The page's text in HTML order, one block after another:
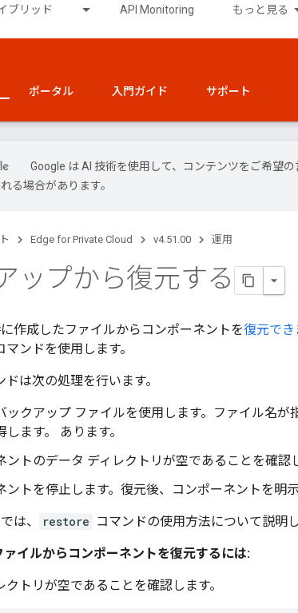
ブリッド API Monitoring もっと見る
ポータル 入門ガイド サポート
Google は AI 技術を使用して、コンテンツをご希望
る場合があります。
Edge for Private Cloud v4.51.00 運用
ップから復元する
作成したファイルからコンポーネントを復元でき
マンドを使用します。
ドは次の処理を行います。
ックアップ ファイルを使用します。ファイル名
します。 あります。
ントのデータ ディレクトリが空であることを確認
ントを停止します。復元後、コンポーネントを明
は、 restore コマンドの使用方法について説明し
イルからコンポーネントを復元するには:
クトリが空であることを確認します。